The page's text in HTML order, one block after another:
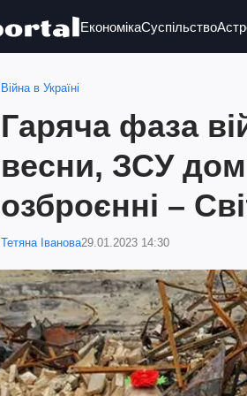
ЕкономікаСуспільство
Війна в Україні
Гаряча фаза
весни, ЗСУ
озброєнні –
Тетяна Іванова29.01.2023 14:30